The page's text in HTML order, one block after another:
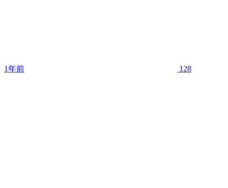
1年前 128